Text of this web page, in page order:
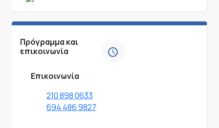
Πρόγραμμα και
επικοινωνία
Επικοινωνία
210 898 0633
694 486 9827